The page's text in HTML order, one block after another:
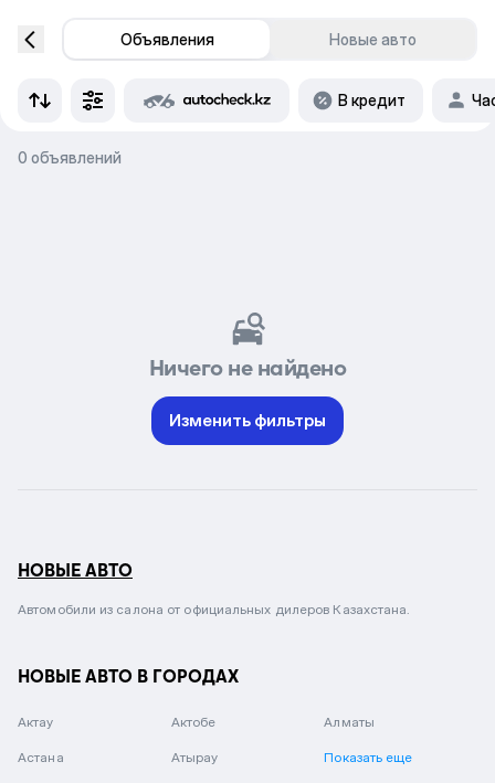
Объявления Новые авто
В кредит
0 объявлений
Ничего не найдено
Изменить фильтры
НОВЫЕ АВТО
Автомобили из салона от официальных дилеров Казахстана.
НОВЫЕ АВТО В ГОРОДАХ
Актау Актобе Алматы
Астана Атырау Показать еще